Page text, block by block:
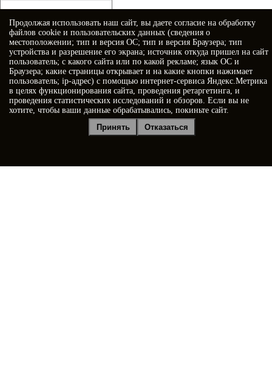
Когда позвонить?
Я принимаю условияПолитики конфиденциальности
согласие на обработку персональных данных
Продолжая использовать наш сайт, вы даете согласие на обработку
файлов cookie и пользовательских данных (сведения о
местоположении; тип и версия ОС; тип и версия Браузера; тип
устройства и разрешение его экрана; источник откуда пришел на сайт
пользователь; с какого сайта или по какой рекламе; язык ОС и
Браузера; какие страницы открывает и на какие кнопки нажимает
пользователь; ip-адрес) с помощью интернет-сервиса Яндекс.Метрика
в целях функционирования сайта, проведения ретаргетинга, и
проведения статистических исследований и обзоров. Если вы не
хотите, чтобы ваши данные обрабатывались, покиньте сайт.
Принять
Отказаться